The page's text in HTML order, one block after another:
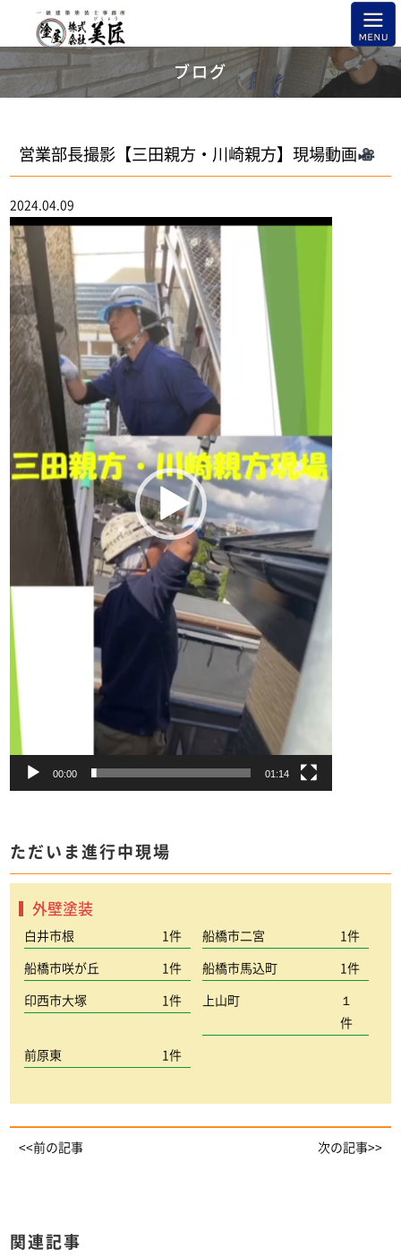
ブログ
営業部長撮影【三田親方・川崎親方】現場動画
2024.04.09
動
画
プ
レ
ー
ヤ
ー
00:00 01:14
ただいま進行中現場
外壁塗装
白井市根 1件 船橋市二宮 1件
船橋市咲が丘 1件 船橋市馬込町 1件
印西市大塚 1件 上山町
１
件
前原東 1件
<<前の記事 次の記事>>
関連記事